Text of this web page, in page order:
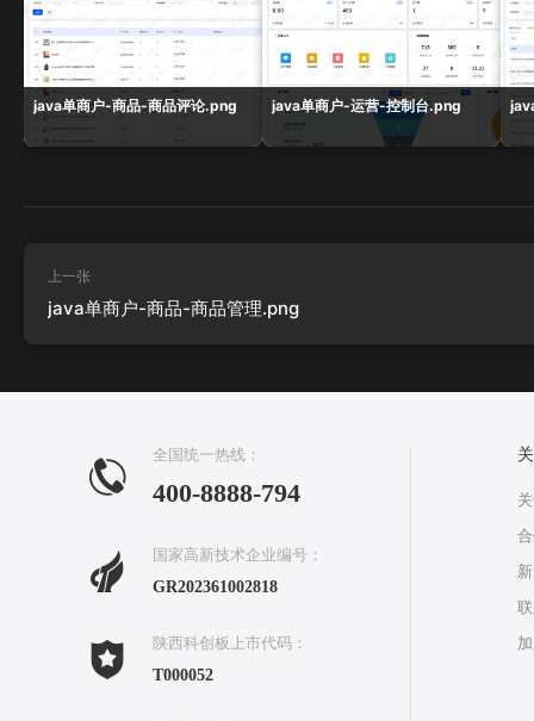
java单商户-商品-商品评论.png java单商户-运营-控制台.png
上一张
java单商户-商品-商品管理.png
全国统一热线：
400-8888-794
国家高新技术企业编号：
GR202361002818
陕西科创板上市代码：
T000052